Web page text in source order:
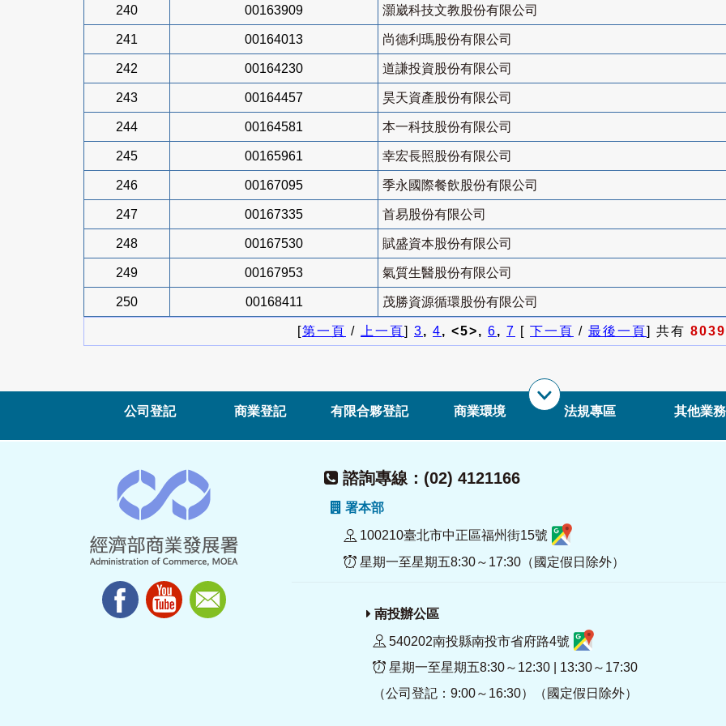
240 00163909 灝崴科技文教股份有限公司
241 00164013 尚德利瑪股份有限公司
242 00164230 道謙投資股份有限公司
243 00164457 昊天資產股份有限公司
244 00164581 本一科技股份有限公司
245 00165961 幸宏長照股份有限公司
246 00167095 季永國際餐飲股份有限公司
247 00167335 首易股份有限公司
248 00167530 賦盛資本股份有限公司
249 00167953 氣質生醫股份有限公司
250 00168411 茂勝資源循環股份有限公司
[第一頁 / 上一頁] 3, 4, <5>, 6, 7 [ 下一頁 / 最後一頁] 共有 8039
公司登記 商業登記 有限合夥登記 商業環境 法規專區 其他業務
諮詢專線：(02) 4121166
署本部
100210臺北市中正區福州街15號
星期一至星期五8:30～17:30（國定假日除外）
南投辦公區
540202南投縣南投市省府路4號
星期一至星期五8:30～12:30 | 13:30～17:30
（公司登記：9:00～16:30）（國定假日除外）